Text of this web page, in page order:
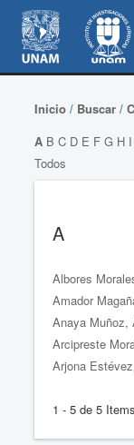
Inicio/ Buscar/
A B C D E F G H I
Todos
A
Albores
Amador
Anaya Muñoz,
Arcipreste
Arjona
1 - 5 de 5